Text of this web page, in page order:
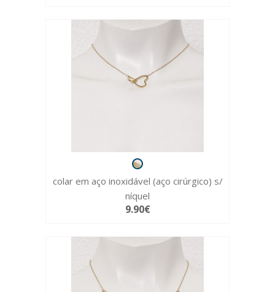
colar em aço inoxidável (aço cirúrgico) s/
níquel
9.90€